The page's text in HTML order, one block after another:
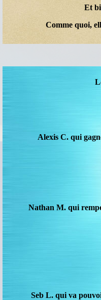
Et
Comme quoi,
Alexis C. qui
Nathan M. qui
Seb L. qui va